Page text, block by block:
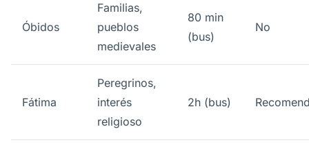
Óbidos
Familias,
pueblos
medievales
80 min
(bus)
No
Fátima
Peregrinos,
interés
religioso
2h (bus)